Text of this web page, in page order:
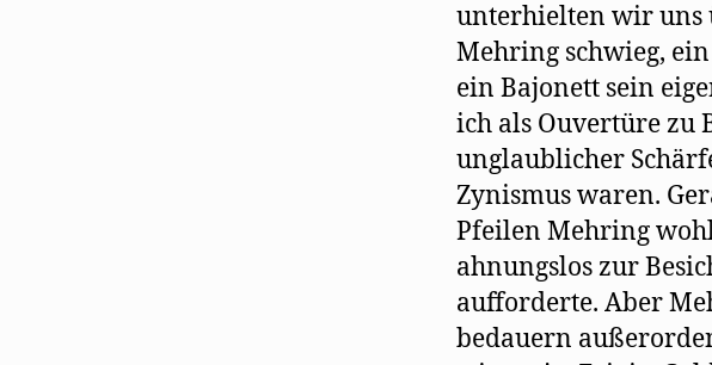
unterhielten wir uns
Mehring schwieg,
ein Bajonett sein
ich als Ouvertüre zu
unglaublicher
Zynismus waren.
Pfeilen Mehring
ahnungslos zur
aufforderte. Aber
bedauern